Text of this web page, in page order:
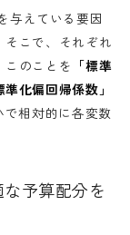
与えている要因
そこで、それぞれ
のことを 「標準
準化偏回帰係数」
相対的に各変数
予算配分を